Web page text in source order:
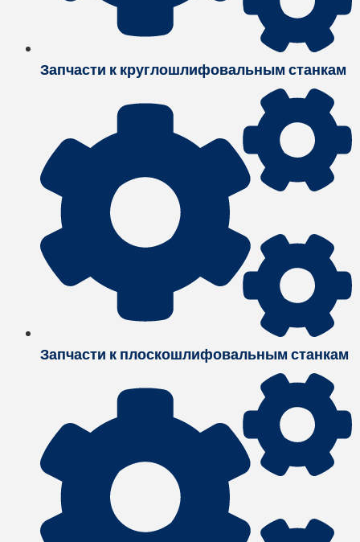
Запчасти к круглошлифовальным станкам
Запчасти к плоскошлифовальным станкам